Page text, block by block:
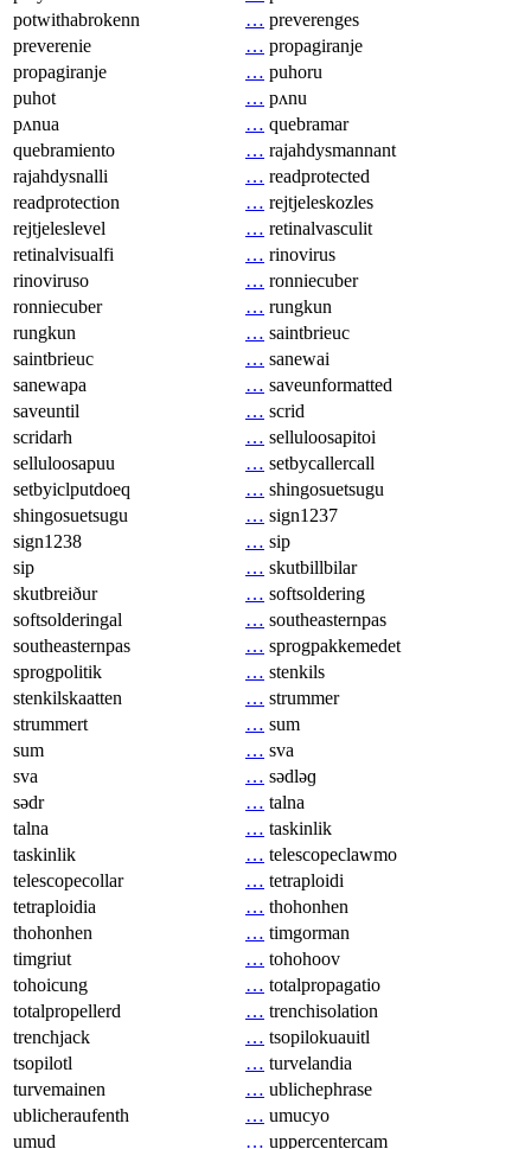
potwithabrokenn
… preverenges
preverenie
… propagiranje
propagiranje
… puhoru
puhot
… pʌnu
pʌnua
… quebramar
quebramiento
… rajahdysmannant
rajahdysnalli
… readprotected
readprotection
… rejtjeleskozles
rejtjeleslevel
… retinalvasculit
retinalvisualfi
… rinovirus
rinoviruso
… ronniecuber
ronniecuber
… rungkun
rungkun
… saintbrieuc
saintbrieuc
… sanewai
sanewapa
… saveunformatted
saveuntil
… scrid
scridarh
… selluloosapitoi
selluloosapuu
… setbycallercall
setbyiclputdoeq
… shingosuetsugu
shingosuetsugu
… sign1237
sign1238
… sip
sip
… skutbillbilar
skutbreiður
… softsoldering
softsolderingal
… southeasternpas
southeasternpas
… sprogpakkemedet
sprogpolitik
… stenkils
stenkilskaatten
… strummer
strummert
… sum
sum
… sva
sva
… sədləɡ
sədr
… talna
talna
… taskinlik
taskinlik
… telescopeclawmo
telescopecollar
… tetraploidi
tetraploidia
… thohonhen
thohonhen
… timgorman
timgriut
… tohohoov
tohoicung
… totalpropagatio
totalpropellerd
… trenchisolation
trenchjack
… tsopilokuauitl
tsopilotl
… turvelandia
turvemainen
… ublichephrase
ublicheraufenth
… umucyo
umud
… uppercentercam